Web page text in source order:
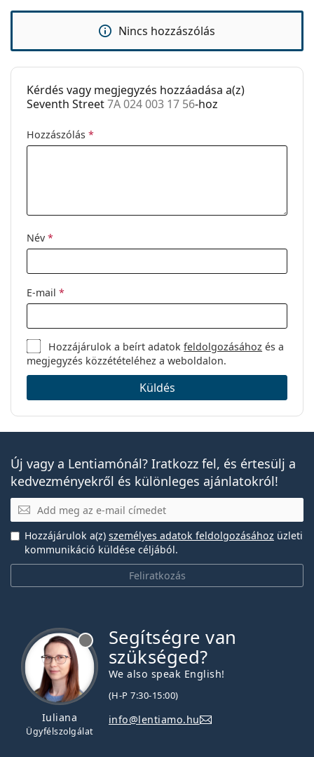
Igen
Tisztítókendő:
Nem
Egyéb
Nem:
Férfi
Márka:
Nincs hozzászólás
Kérdés vagy megjegyzés hozzáadása a(z)
Seventh Street7A 024 003 17 56-hoz
Hozzászólás *
Név *
E-mail *
Hozzájárulok a beírt adatokfeldolgozásához és a
megjegyzés közzétételéhez a weboldalon.
Küldés
Új vagy a Lentiamónál? Iratkozz fel, és értesülj a
kedvezményekről és különleges ajánlatokról!
E-mail
Feliratkozás
Hozzájárulok a(z) személyes adatok feldolgozásához üzleti
kommunikáció küldése céljából.
Iuliana
Ügyfélszolgálat
Segítségre van
szükséged?
We also speak English!
(H-P 7:30-15:00)
info@lentiamo.hu